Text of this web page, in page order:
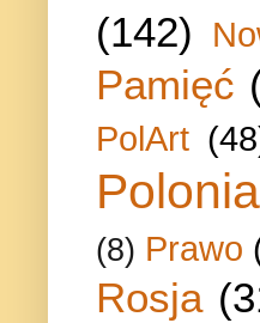
(142)
Pamięć
PolArt
Polonia
(8) Prawo
Rosja